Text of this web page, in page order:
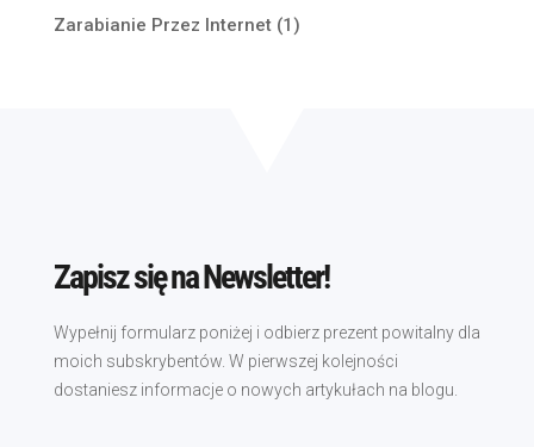
Zarabianie Przez Internet(1)
Zapisz się na Newsletter!
Wypełnij formularz poniżej i odbierz prezent powitalny dla
moich subskrybentów. W pierwszej kolejności
dostaniesz informacje o nowych artykułach na blogu.